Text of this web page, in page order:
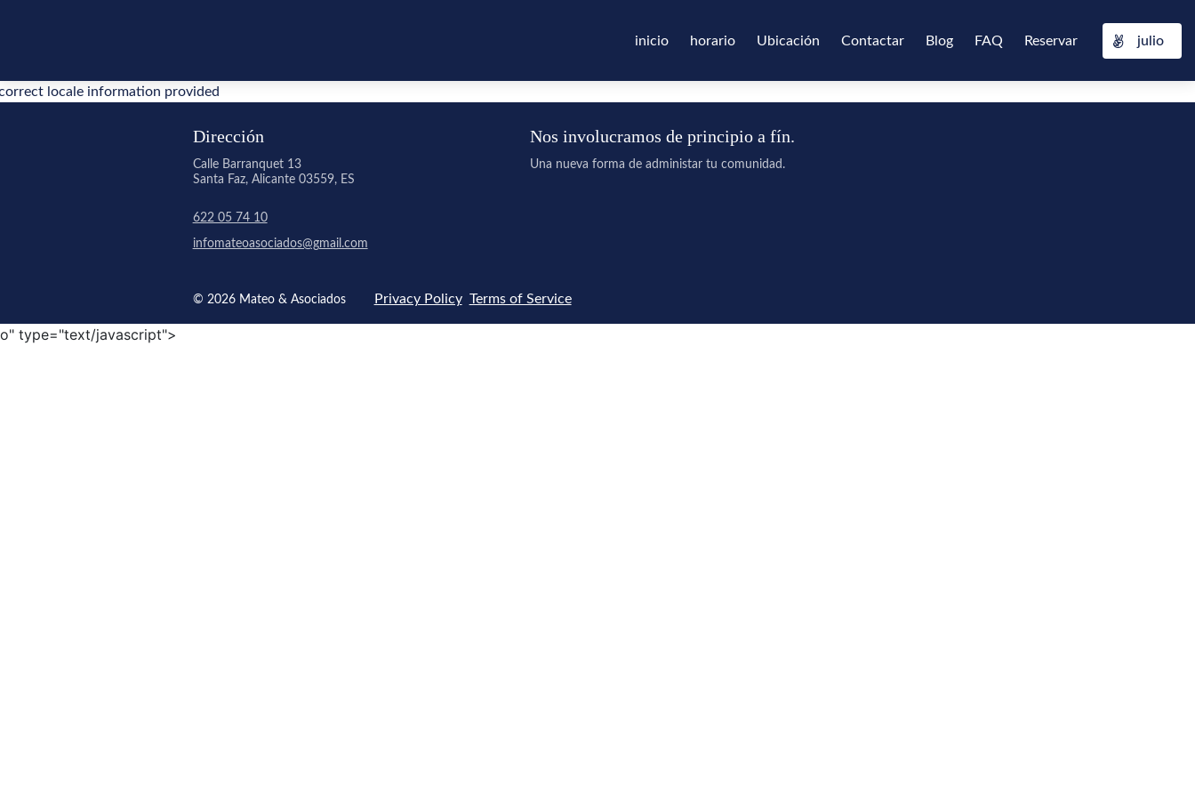
inicio horario Ubicación Contactar Blog FAQ Reservar julio
locale information provided
Dirección
Calle Barranquet 13
Santa Faz, Alicante 03559, ES
622 05 74 10
infomateoasociados@gmail.com
Nos involucramos de principio a fín.
Una nueva forma de administar tu comunidad.
© 2026 Mateo & Asociados Privacy Policy Terms of Service
o" type="text/javascript">